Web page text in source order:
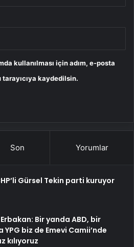
kullanılması için adım, e-posta
kaydedilsin.
Son Yorumlar
Gürsel Tekin parti kuruyor
Bir yanda ABD, bir
YPG biz de Emevi Camii’nde
kılıyoruz